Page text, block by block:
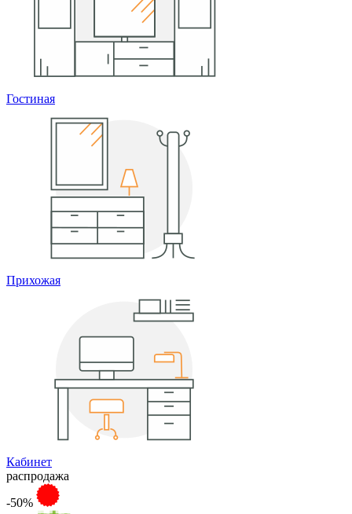
Гостиная
Прихожая
Кабинет
распродажа
-50%